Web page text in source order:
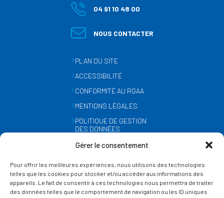
Gérer le consentement
Pour offrir les meilleures expériences, nous utilisons des technologies
telles que les cookies pour stocker et/ou accéder aux informations des
appareils. Le fait de consentir à ces technologies nous permettra de traiter
des données telles que le comportement de navigation ou les ID uniques
04 91 10 48 00
NOUS CONTACTER
PLAN DU SITE
ACCESSIBILITÉ
CONFORMITÉ AU RGAA
MENTIONS LÉGALES
POLITIQUE DE GESTION
DES DONNÉES
GESTION DES COOKIES